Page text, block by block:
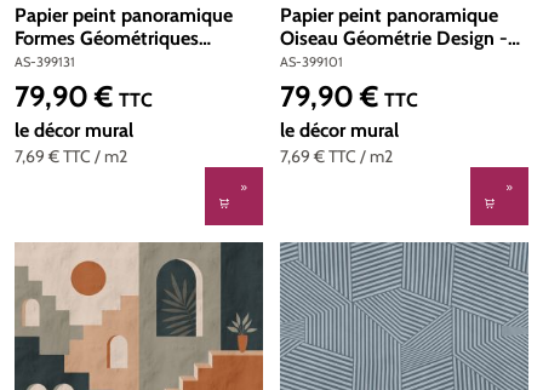
Papier peint panoramique
Formes Géométriques
Colorées - The Wall 3 d'A.S.
Création | Réf. AS-399131
AS-399131
7,69 €TTC / m2
Prix régulier :
79,90 € TTC
le décor mural
Papier peint panoramique
Oiseau Géométrie Design -
The Wall 3 d'A.S. Création |
Réf. AS-399101
AS-399101
7,69 €TTC / m2
Prix régulier :
79,90 € TTC
le décor mural